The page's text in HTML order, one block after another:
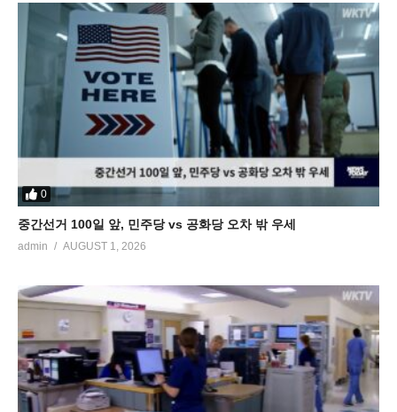
0
중간선거 100일 앞, 민주당 vs 공화당 오차 밖 우세
admin AUGUST 1, 2026